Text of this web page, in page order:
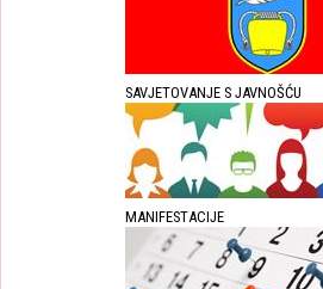
SAVJETOVANJE S JAVNOŠĆU
MANIFESTACIJE